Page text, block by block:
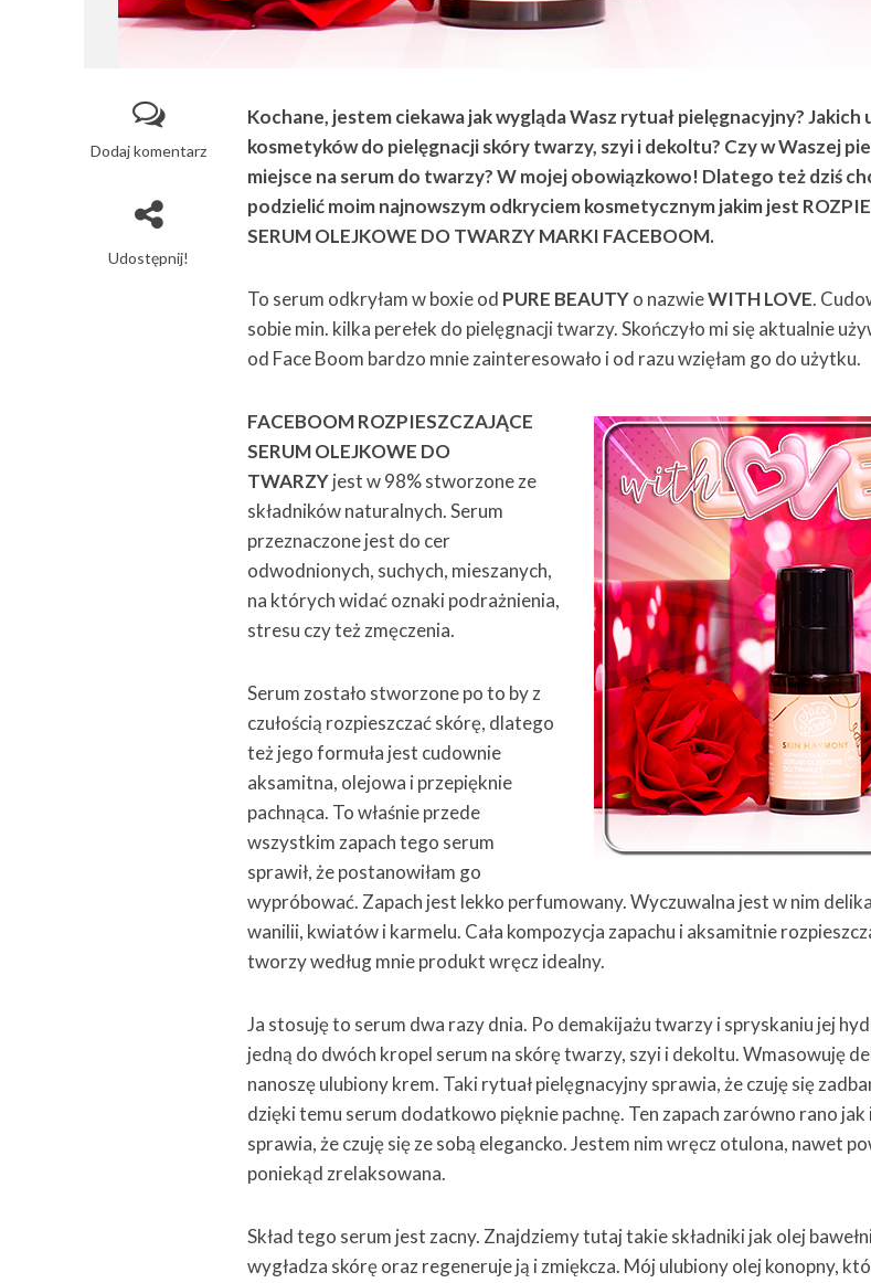
Dodaj komentarz
Udostępnij!
Kochane, jestem ciekawa jak wygląda Wasz rytuał pielęgnacyjny? Jakich
kosmetyków do pielęgnacji skóry twarzy, szyi i dekoltu? Czy w Waszej
miejsce na serum do twarzy? W mojej obowiązkowo! Dlatego też dziś
podzielić moim najnowszym odkryciem kosmetycznym jakim jest
SERUM OLEJKOWE DO TWARZY MARKI FACEBOOM.
To serum odkryłam w boxie od PURE BEAUTYo nazwieWITH LOVE.
sobie min. kilka perełek do pielęgnacji twarzy. Skończyło mi się aktualnie
od Face Boom bardzo mnie zainteresowało i od razu wzięłam go do użytku.
FACEBOOM ROZPIESZCZAJĄCE
SERUM OLEJKOWE DO
TWARZYjest w 98% stworzone ze
składników naturalnych. Serum
przeznaczone jest do cer
odwodnionych, suchych, mieszanych,
na których widać oznaki podrażnienia,
stresu czy też zmęczenia.
Serum zostało stworzone po to by z
czułością rozpieszczać skórę, dlatego
też jego formuła jest cudownie
aksamitna, olejowa i przepięknie
pachnąca. To właśnie przede
wszystkim zapach tego serum
sprawił, że postanowiłam go
wypróbować. Zapach jest lekko perfumowany. Wyczuwalna jest w nim
wanilii, kwiatów i karmelu. Cała kompozycja zapachu i aksamitnie
tworzy według mnie produkt wręcz idealny.
Ja stosuję to serum dwa razy dnia. Po demakijażu twarzy i spryskaniu jej
jedną do dwóch kropel serum na skórę twarzy, szyi i dekoltu. Wmasowuję
nanoszę ulubiony krem. Taki rytuał pielęgnacyjny sprawia, że czuję się
dzięki temu serum dodatkowo pięknie pachnę. Ten zapach zarówno rano jak
sprawia, że czuję się ze sobą elegancko. Jestem nim wręcz otulona, nawet
poniekąd zrelaksowana.
Skład tego serum jest zacny. Znajdziemy tutaj takie składniki jak olej
wygładza skórę oraz regeneruje ją i zmiękcza. Mój ulubiony olej konopny,